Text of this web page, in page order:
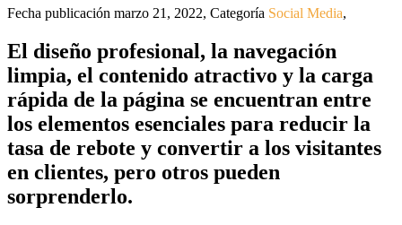
Fecha publicación marzo 21, 2022, Categoría Social Media,
El diseño profesional, la navegación
limpia, el contenido atractivo y la carga
rápida de la página se encuentran entre
los elementos esenciales para reducir la
tasa de rebote y convertir a los visitantes
en clientes, pero otros pueden
sorprenderlo.